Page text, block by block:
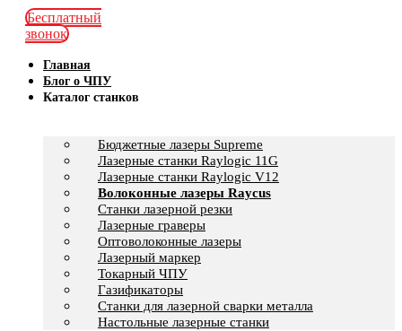
Бесплатный
звонок
Главная
Блог о ЧПУ
Каталог станков
Бюджетные лазеры Supreme
Лазерные станки Raylogic 11G
Лазерные станки Raylogic V12
Волоконные лазеры Raycus
Станки лазерной резки
Лазерные граверы
Оптоволоконные лазеры
Лазерный маркер
Токарный ЧПУ
Газификаторы
Cтанки для лазерной сварки металла
Настольные лазерные станки